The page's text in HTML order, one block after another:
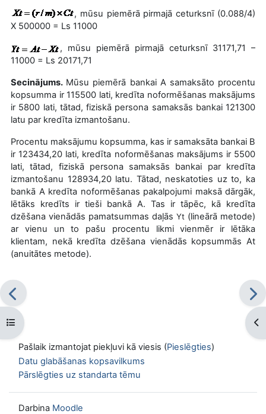
Atvērt kursu indeksu
, mūsu piemērā pirmajā ceturksnī (0.088/4)
X 500000 = Ls 11000
, mūsu piemērā pirmajā ceturksnī 31171,71 –
11000 = Ls 20171,71
Secinājums. Mūsu piemērā bankai A samaksāto procentu
kopsumma ir 115500 lati, kredīta noformēšanas maksājums
ir 5800 lati, tātad, fiziskā persona samaksās bankai 121300
latu par kredīta izmantošanu.
Procentu maksājumu kopsumma, kas ir samaksāta bankai B
ir 123434,20 lati, kredīta noformēšanas maksājums ir 5500
lati, tātad, fiziskā persona samaksās bankai par kredīta
izmantošanu 128934,20 latu. Tātad, neskatoties uz to, ka
bankā A kredīta noformēšanas pakalpojumi maksā dārgāk,
lētāks kredīts ir tieši bankā A. Tas ir tāpēc, kā kredīta
dzēšana vienādās pamatsummas daļās Yt (lineārā metode)
ar vienu un to pašu procentu likmi vienmēr ir lētāka
klientam, nekā kredīta dzēšana vienādās kopsummās At
(anuitātes metode).
Pašlaik izmantojat piekļuvi kā viesis (Pieslēgties)
Datu glabāšanas kopsavilkums
Pārslēgties uz standarta tēmu
Darbina Moodle